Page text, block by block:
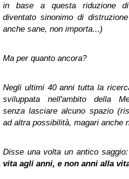
in base a questa riduzione
diventato sinonimo di
anche sane, non importa...)
Ma per quanto ancora?
Negli ultimi 40 anni tutta la
sviluppata nell'ambito della
senza lasciare alcuno spazio
ad altra possibilità, magari anche
Disse una volta un antico saggio:
vita agli anni, e non anni alla